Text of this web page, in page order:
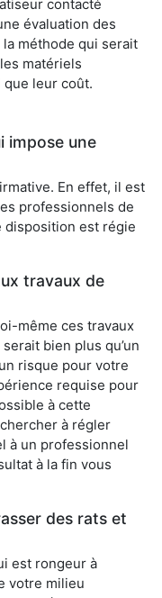
contacté
évaluation des
méthode qui serait
matériels
leur coût.
impose une
En effet, il est
professionnels de
est régie
travaux de
même ces travaux
bien plus qu’un
risque pour votre
requise pour
à cette
à régler
à un professionnel
à la fin vous
des rats et
est rongeur à
votre milieu